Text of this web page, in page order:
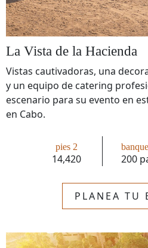
La Vista de la Hacienda
Vistas cautivadoras, una
y un equipo de catering
escenario para su evento en
en Cabo.
pies 2
14,420 200
PLANEA TU